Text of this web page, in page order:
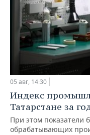
05 авг, 14:30
Индекс
Татарстане за
При этом показатели
обрабатывающих